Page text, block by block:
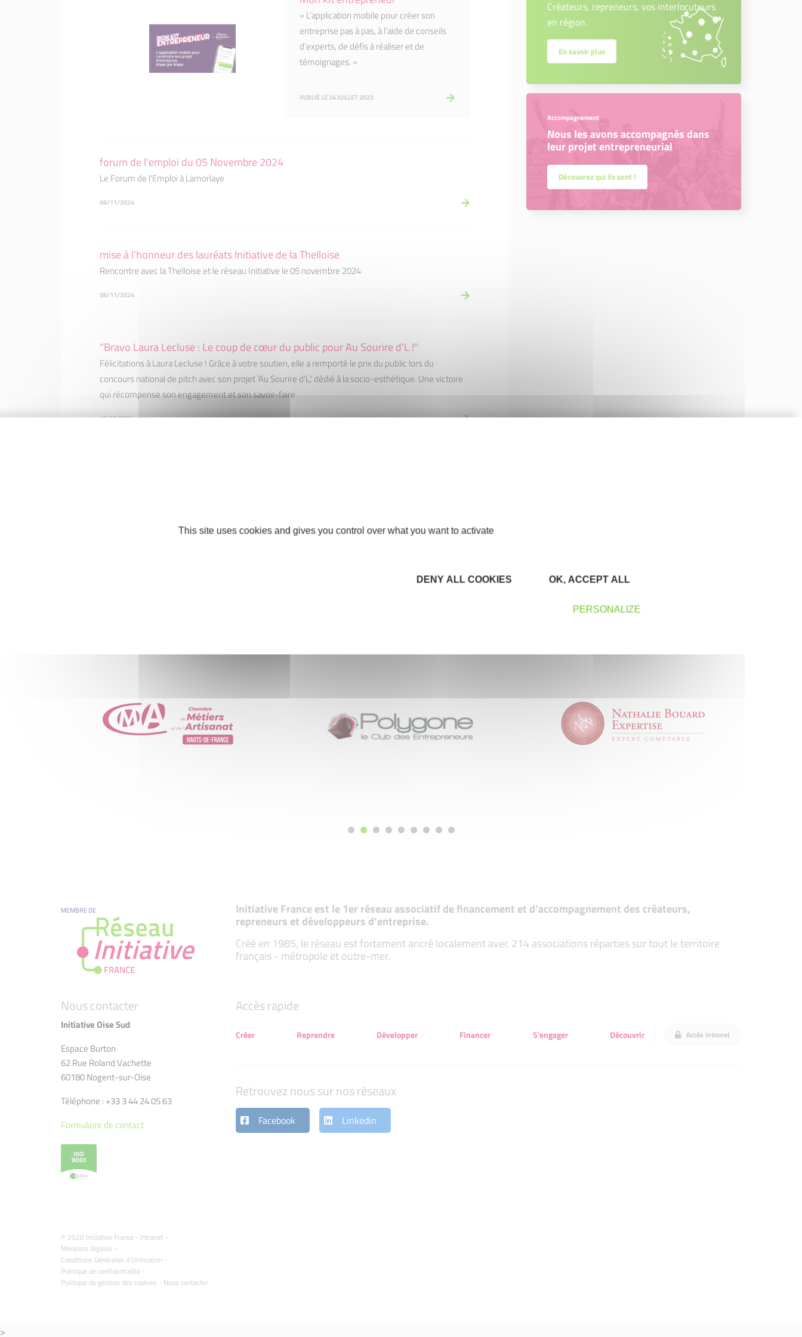
« L’application mobile pour créer son
entreprise pas à pas, à l’aide de conseils
d’experts, de défis à réaliser et de
témoignages. »
PUBLIÉ LE 24 JUILLET 2023
forum de l'emploi du 05 Novembre 2024
Le Forum de l'Emploi à Lamorlaye
06/11/2024
mise à l'honneur des lauréats Initiative de la Thelloise
Rencontre avec la Thelloise et le réseau Initiative le 05 novembre 2024
06/11/2024
"Bravo Laura Lecluse : Le coup de cœur du public pour Au Sourire d'L !"
Félicitations à Laura Lecluse ! Grâce à votre soutien, elle a remporté le prix du public lors du
concours national de pitch avec son projet 'Au Sourire d'L,' dédié à la socio-esthétique. Une victoire
qui récompense son engagement et son savoir-faire
18/10/2024
Créateurs, repreneurs, vos interlocuteurs
en région.
En savoir plus
Accompagnement
Nous les avons accompagnés dans
leur projet entrepreneurial
Découvrez qui ils sont !
MEMBRE DE Initiative France est le 1er réseau associatif de financement et d’accompagnement des créateurs,
repreneurs et développeurs d’entreprise.
Créé en 1985, le réseau est fortement ancré localement avec 214 associations réparties sur tout le territoire
français - métropole et outre-mer.
Nous contacter
Initiative Oise Sud
Espace Burton
62 Rue Roland Vachette
60180 Nogent-sur-Oise
Téléphone : +33 3 44 24 05 63
Formulaire de contact
© 2020 Initiative France - Intranet -
Mentions légales -
Conditions Générales d'Utilisation -
Politique de confidentialité -
Politique de gestion des cookies - Nous contacter
Accès rapide
Créer Reprendre Développer Financer S'engager Découvrir Accès intranet
Retrouvez nous sur nos réseaux
Facebook Linkedin
>
This site uses cookies and gives you control over what you want to activate
OK, ACCEPT ALL
DENY ALL COOKIES
PERSONALIZE